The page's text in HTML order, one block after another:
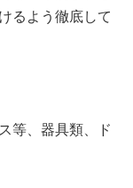
るよう徹底して
等、器具類、ド